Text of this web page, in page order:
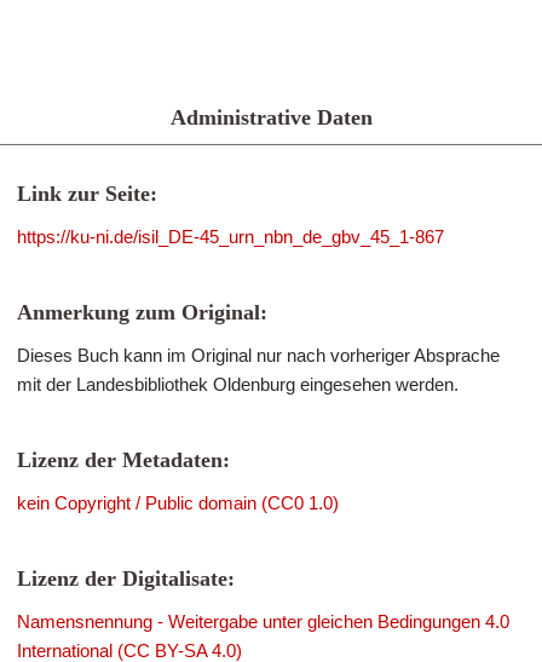
Administrative Daten
Link zur Seite:
https://ku-ni.de/isil_DE-45_urn_nbn_de_gbv_45_1-867
Anmerkung zum Original:
Dieses Buch kann im Original nur nach vorheriger Absprache
mit der Landesbibliothek Oldenburg eingesehen werden.
Lizenz der Metadaten:
kein Copyright / Public domain (CC0 1.0)
Lizenz der Digitalisate:
Namensnennung - Weitergabe unter gleichen Bedingungen 4.0
International (CC BY-SA 4.0)